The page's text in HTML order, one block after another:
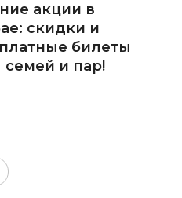
акции в
скидки и
билеты
семей и пар!